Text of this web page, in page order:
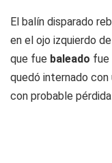
El balín disparado
en el ojo izquierdo
que fue baleado fue
quedó internado
con probable